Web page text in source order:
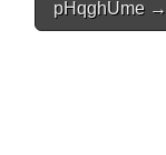
pHqghUme →